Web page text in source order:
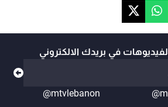
في بريدك الالكتروني
@mtvlebanon